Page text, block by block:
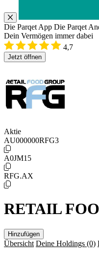
Die Parqet App Die Parqet
Dein Vermögen immer dabei
4,7
Jetzt öffnen
Aktie
AU000000RFG3
A0JM15
RFG.AX
RETAIL
Hinzufügen
Übersicht Deine Holdings (0)